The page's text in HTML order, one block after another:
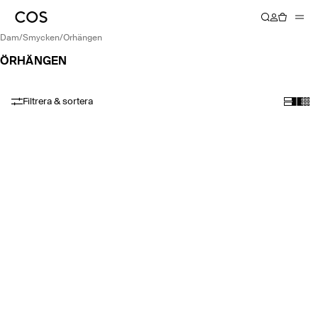
dam/ smycken/ örhängen
ÖRHÄNGEN
Filtrera & sortera